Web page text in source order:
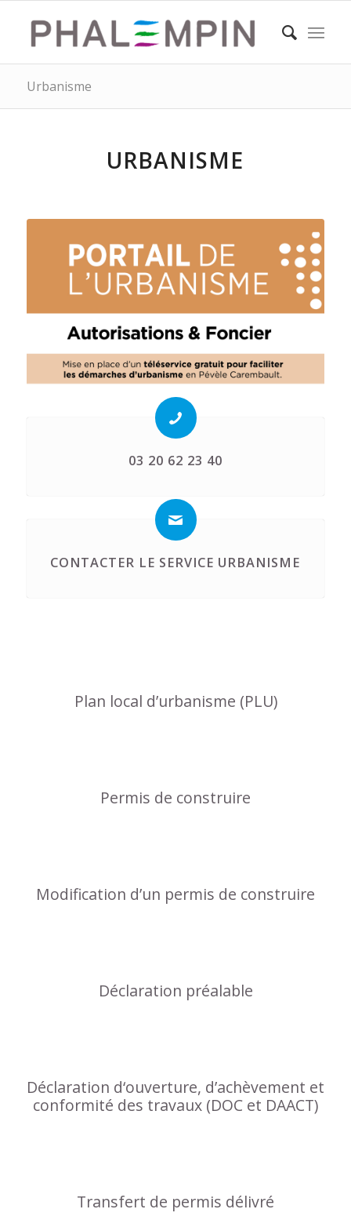
Urbanisme
URBANISME
03 20 62 23 40
CONTACTER LE SERVICE URBANISME
Plan local d’urbanisme (PLU)
Permis de construire
Modification d’un permis de construire
Déclaration préalable
Déclaration d‘ouverture, d’achèvement et
conformité des travaux (DOC et DAACT)
Transfert de permis délivré